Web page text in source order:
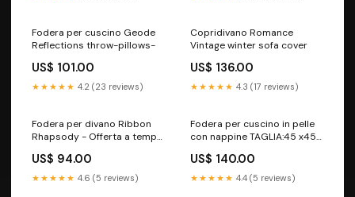
Fodera per cuscino Geode
Reflections throw-pillows-
US$ 101.00
★★★★★ 4.2 (23 reviews)
Copridivano Romance
Vintage winter sofa cover
US$ 136.00
★★★★★ 4.3 (17 reviews)
Fodera per divano Ribbon
Rhapsody - Offerta a tempo
US$ 94.00
★★★★★ 4.6 (5 reviews)
Fodera per cuscino in pelle
con nappine TAGLIA:45 x45
US$ 140.00
★★★★★ 4.4 (5 reviews)